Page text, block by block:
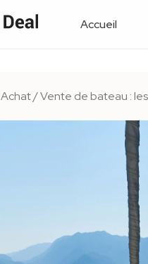
Accueil
Achat / Vente de bateau :